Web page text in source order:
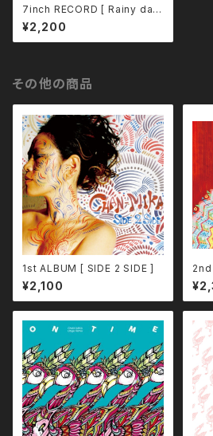
7inch RECORD [ Rainy day
woman / CHAN-MIKA and
RAMJA ]
¥2,200
その他の商品
1st ALBUM [ SIDE 2 SIDE ]
¥2,100
]